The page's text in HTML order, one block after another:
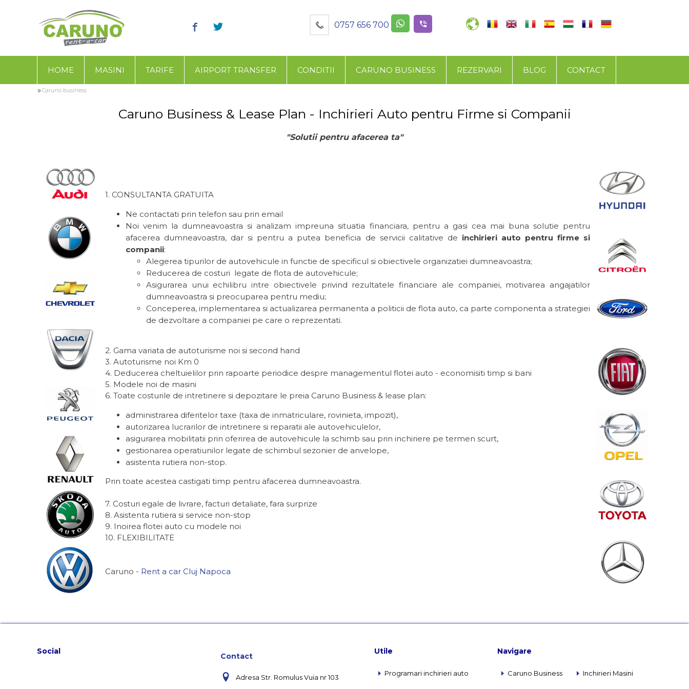
0757 656 700
HOME MASINI TARIFE AIRPORT TRANSFER CONDITII CARUNO BUSINESS REZERVARI BLOG CONTACT
» Caruno business
Caruno Business & Lease Plan - Inchirieri Auto pentru Firme si Companii
"Solutii pentru afacerea ta"
1. CONSULTANTA GRATUITA
Ne contactati prin telefon sau prin email
Noi venim la dumneavoastra si analizam impreuna situatia financiara, pentru a gasi cea mai buna solutie pentru
afacerea dumneavoastra, dar si pentru a putea beneficia de servicii calitative de inchirieri auto pentru firme si
companii:
Alegerea tipurilor de autovehicule in functie de specificul si obiectivele organizatiei dumneavoastra;
Reducerea de costuri legate de flota de autovehicule;
Asigurarea unui echilibru intre obiectivele privind rezultatele financiare ale companiei, motivarea angajatilor
dumneavoastra si preocuparea pentru mediu;
Conceperea, implementarea si actualizarea permanenta a politicii de flota auto, ca parte componenta a strategiei
de dezvoltare a companiei pe care o reprezentati.
2. Gama variata de autoturisme noi si second hand
3. Autoturisme noi Km 0
4. Deducerea cheltuielilor prin rapoarte periodice despre managementul flotei auto - economisiti timp si bani
5. Modele noi de masini
6. Toate costurile de intretinere si depozitare le preia Caruno Business & lease plan:
administrarea diferitelor taxe (taxa de inmatriculare, rovinieta, impozit),
autorizarea lucrarilor de intretinere si reparatii ale autovehiculelor,
asigurarea mobilitatii prin oferirea de autovehicule la schimb sau prin inchiriere pe termen scurt,
gestionarea operatiunilor legate de schimbul sezonier de anvelope,
asistenta rutiera non-stop.
Prin toate acestea castigati timp pentru afacerea dumneavoastra.
7. Costuri egale de livrare, facturi detaliate, fara surprize
8. Asistenta rutiera si service non-stop
9. Inoirea flotei auto cu modele noi
10. FLEXIBILITATE
Caruno - Rent a car Cluj Napoca
Social
Contact
Adresa Str. Romulus Vuia nr 103
Utile
Programari inchirieri auto
Navigare
Caruno Business Inchirieri Masini